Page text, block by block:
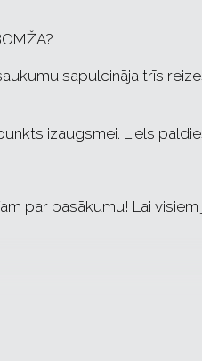
sapulcināja trīs
izaugsmei. Liels
par pasākumu! Lai